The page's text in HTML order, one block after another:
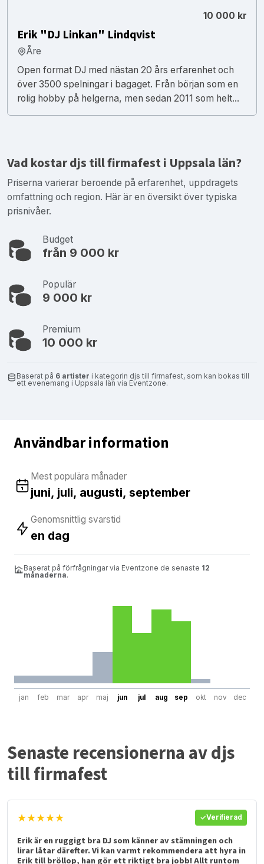
10 000 kr
Erik "DJ Linkan" Lindqvist
Åre
Open format DJ med nästan 20 års erfarenhet och
över 3500 spelningar i bagaget. Från början som en
rolig hobby på helgerna, men sedan 2011 som helt...
Vad kostar djs till firmafest i Uppsala län?
Priserna varierar beroende på erfarenhet, uppdragets
omfattning och region. Här är en översikt över typiska
prisnivåer.
Budget
från 9 000 kr
Populär
9 000 kr
Premium
10 000 kr
Baserat på 6 artister i kategorin djs till firmafest, som kan bokas till
ett evenemang i Uppsala län via Eventzone.
Användbar information
Mest populära månader
juni, juli, augusti, september
Genomsnittlig svarstid
en dag
Baserat på förfrågningar via Eventzone de senaste 12
månaderna.
jan feb mar apr maj jun jul aug sep okt nov dec
Senaste recensionerna av djs
till firmafest
★★★★★ Verifierad
Erik är en ruggigt bra DJ som känner av stämningen och
lirar låtar därefter. Vi kan varmt rekommendera att hyra in
Erik till bröllop, han gör ett riktigt bra jobb! Allt runtom